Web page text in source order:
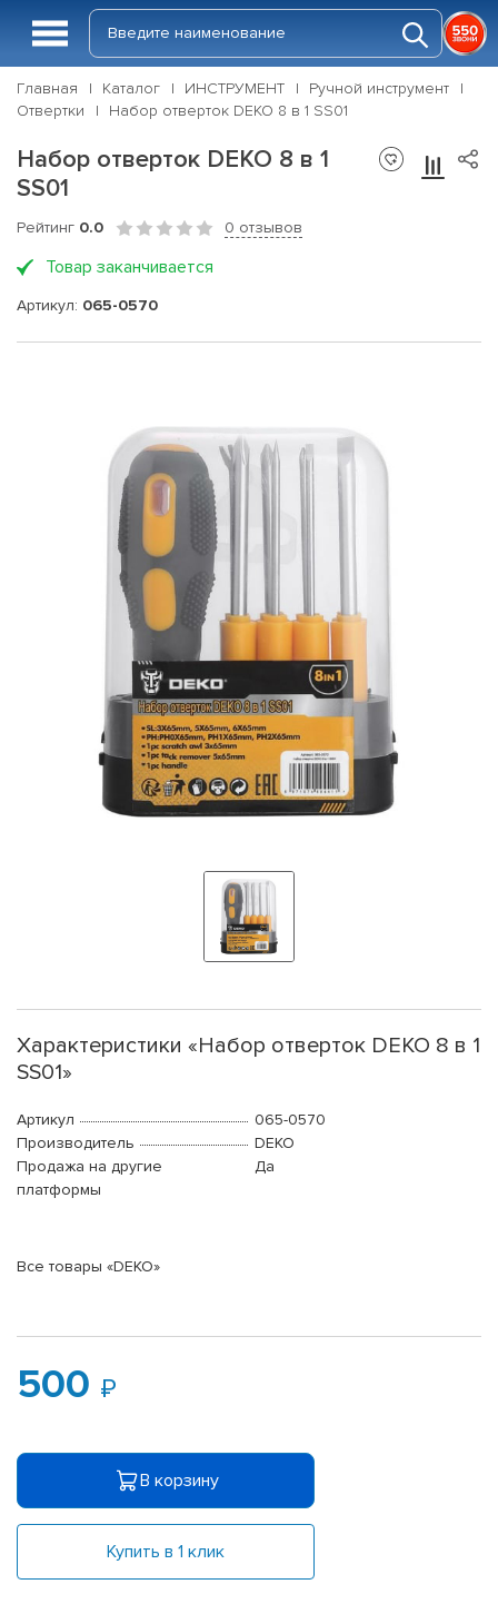
Главная Каталог ИНСТРУМЕНТ
Ручной инструмент
Отвертки
Набор отверток DEKO 8 в 1 SS01
Набор отверток DEKO 8 в 1
SS01
Рейтинг 0.0 0 отзывов
Товар заканчивается
Артикул: 065-0570
Характеристики «Набор отверток DEKO 8 в 1
SS01»
Артикул
065-0570
Производитель
DEKO
Продажа на другие
платформы
Да
Все товары «DEKO»
500
В корзину
Купить в 1 клик